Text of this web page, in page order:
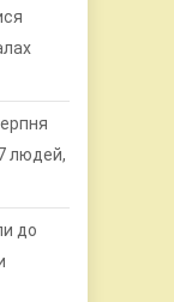
людей,
до